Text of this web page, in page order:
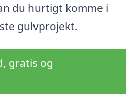
du hurtigt komme i
gulvprojekt.
gratis og